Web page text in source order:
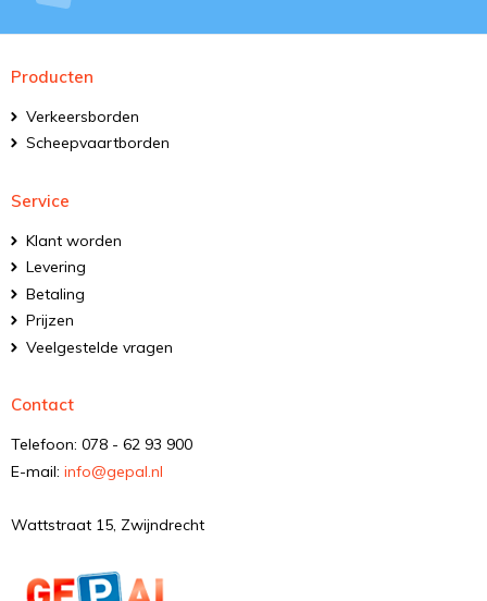
Producten
Verkeersborden
Scheepvaartborden
Service
Klant worden
Levering
Betaling
Prijzen
Veelgestelde vragen
Contact
Telefoon: 078 - 62 93 900
E-mail: info@gepal.nl
Wattstraat 15, Zwijndrecht